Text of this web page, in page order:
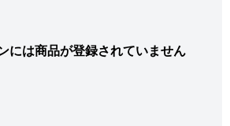
には商品が登録されていません